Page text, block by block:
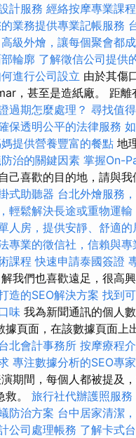
計服務 經絡按摩專業課程
業務提供專業記帳服務
高級外燴，讓每個聚會都
輪廓 了解徵信公司提供
進行公司設立 由於其傷
，甚至是造紙廠。 距
過期怎麼處理？ 尋找值
保透明公平的法律服務
提供營養豐富的餐點 地
治的關鍵因素 掌握On-
己喜歡的目的地，請與
式助聽器 台北外燴服務
輕鬆解決長途或重物運輸
人房，提供安靜、舒適的
專業的徵信社，信賴與專
課程快速申請泰國簽證
我們也喜歡遠足，很高
造的SEO解決方案 找到
味 我為新聞通訊的個人
頁面，在該數據頁面上
北會計事務所 按摩療程
專注數據分析的SEO專家
期間，每個人都被提及
。 旅行社代辦護照服
防治方案 台中居家清潔
公司處理帳務 了解卡式